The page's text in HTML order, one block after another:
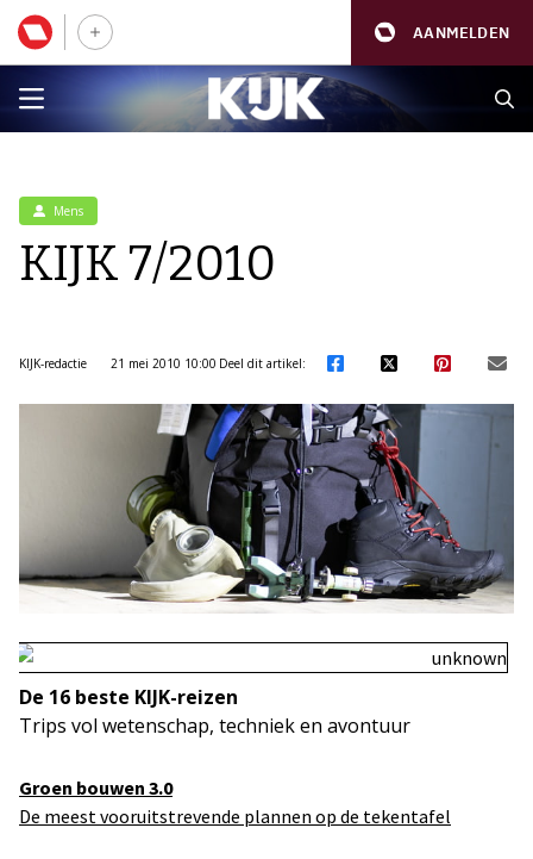
AANMELDEN
Mens
KIJK 7/2010
KIJK-redactie 21 mei 2010 10:00 Deel dit artikel:
De 16 beste KIJK-reizen
Trips vol wetenschap, techniek en avontuur
Groen bouwen 3.0
De meest vooruitstrevende plannen op de tekentafel